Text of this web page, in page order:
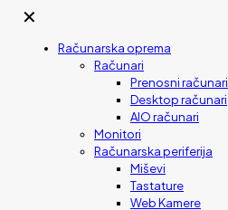
✕
Računarska oprema
Računari
Prenosni računari
Desktop računari
AIO računari
Monitori
Računarska periferija
Miševi
Tastature
Web Kamere